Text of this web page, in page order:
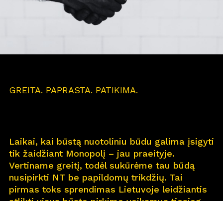
GREITA. PAPRASTA. PATIKIMA.
Laikai, kai būstą nuotoliniu būdu galima įsigyti
tik žaidžiant Monopolį – jau praeityje.
Vertiname greitį, todėl sukūrėme tau būdą
nusipirkti NT be papildomų trikdžių. Tai
pirmas toks sprendimas Lietuvoje leidžiantis